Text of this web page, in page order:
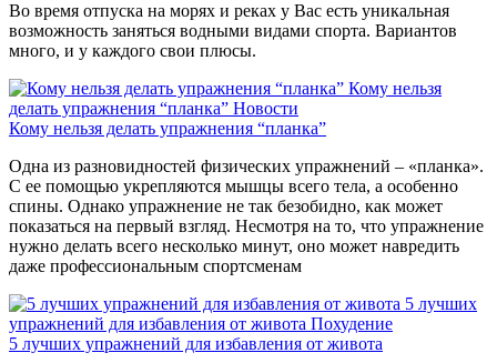
Во время отпуска на морях и реках у Вас есть уникальная
возможность заняться водными видами спорта. Вариантов
много, и у каждого свои плюсы.
Кому нельзя
делать упражнения “планка” Новости
Кому нельзя делать упражнения “планка”
Одна из разновидностей физических упражнений – «планка».
С ее помощью укрепляются мышцы всего тела, а особенно
спины. Однако упражнение не так безобидно, как может
показаться на первый взгляд. Несмотря на то, что упражнение
нужно делать всего несколько минут, оно может навредить
даже профессиональным спортсменам
5 лучших
упражнений для избавления от живота Похудение
5 лучших упражнений для избавления от живота